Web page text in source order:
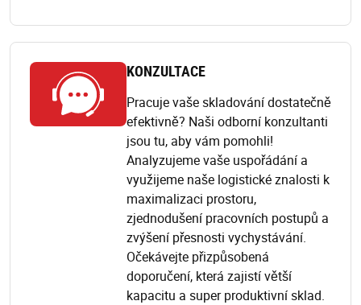
KONZULTACE
Pracuje vaše skladování dostatečně
efektivně? Naši odborní konzultanti
jsou tu, aby vám pomohli!
Analyzujeme vaše uspořádání a
využijeme naše logistické znalosti k
maximalizaci prostoru,
zjednodušení pracovních postupů a
zvýšení přesnosti vychystávání.
Očekávejte přizpůsobená
doporučení, která zajistí větší
kapacitu a super produktivní sklad.